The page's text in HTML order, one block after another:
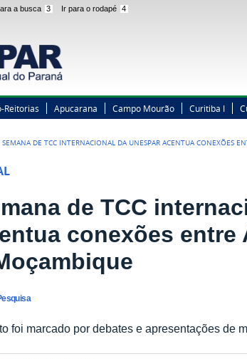
a busca 3 Ir para o rodapé 4
Reitorias Apucarana Campo Mourão Curitiba I
SEMANA DE TCC INTERNACIONAL DA UNESPAR ACENTUA CONEXÕES
de TCC
conexões
foi marcado por debates e apresentações de